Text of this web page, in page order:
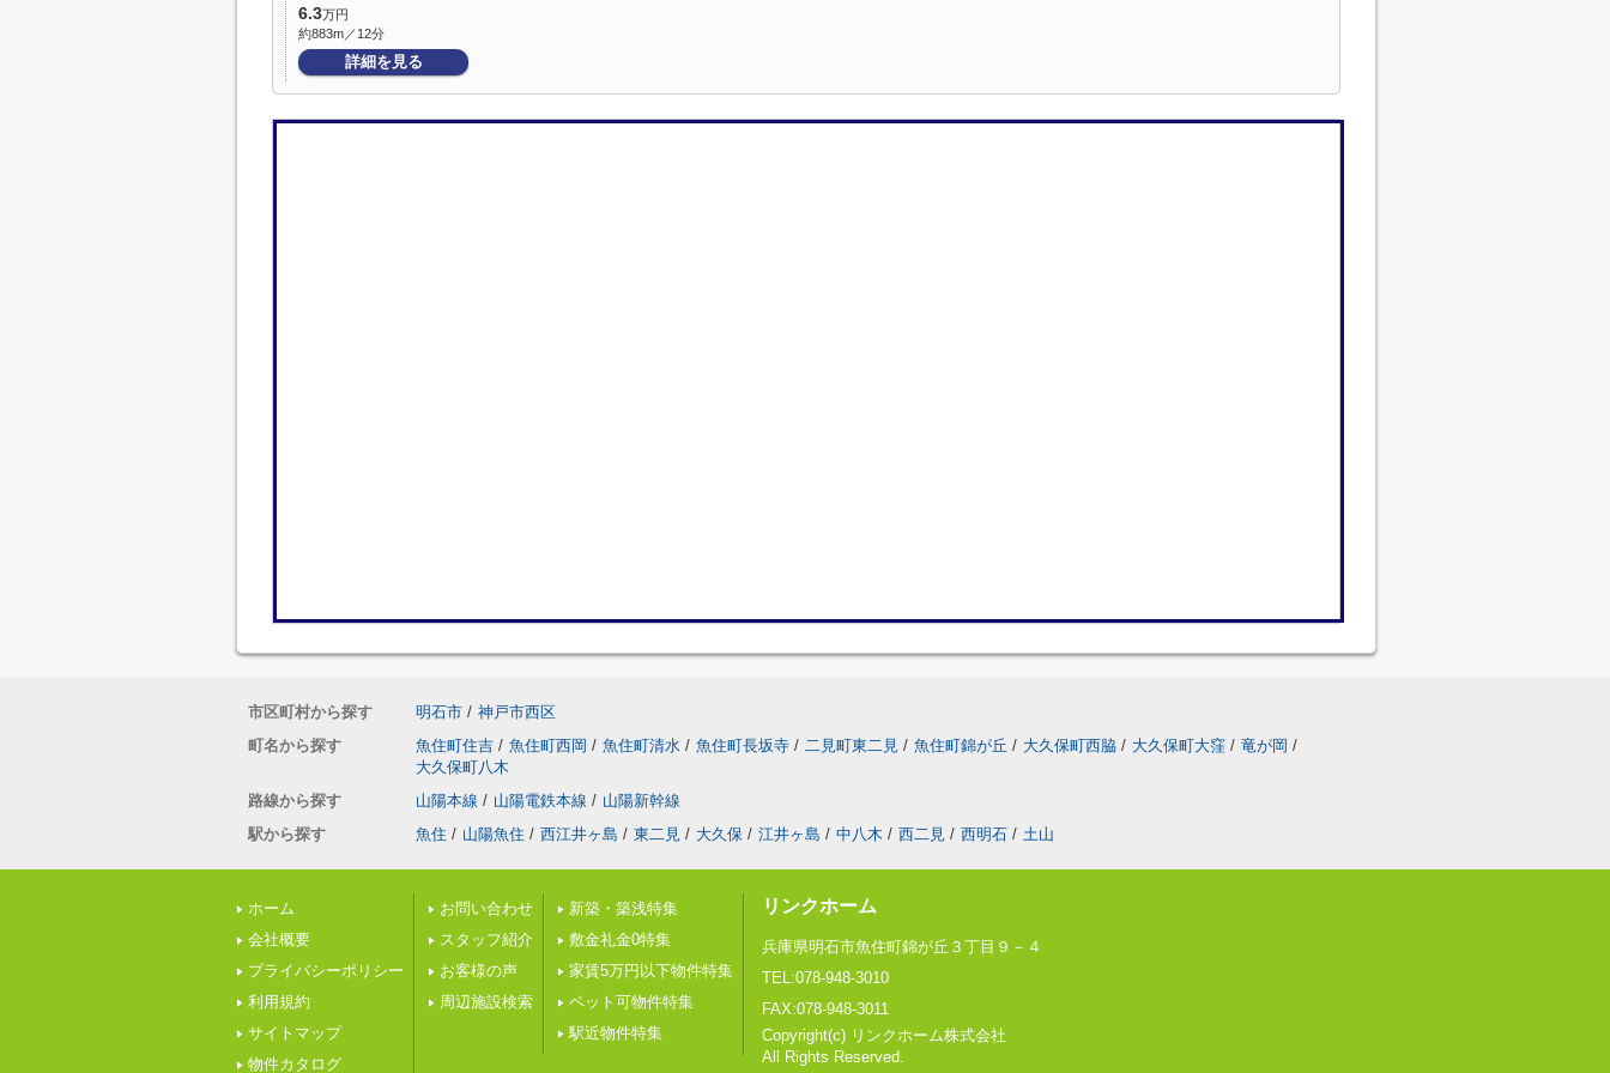
6.3万円
約883m／12分
詳細を見る
市区町村から探す 明石市 / 神戸市西区
町名から探す
魚住町住吉 / 魚住町西岡 / 魚住町清水 / 魚住町長坂寺 / 二見町東二見 / 魚住町錦が丘 / 大久保町西脇 / 大久保町大窪 / 竜が岡 /
大久保町八木
路線から探す
山陽本線 / 山陽電鉄本線 / 山陽新幹線
駅から探す
魚住 / 山陽魚住 / 西江井ヶ島 / 東二見 / 大久保 / 江井ヶ島 / 中八木 / 西二見 / 西明石 / 土山
ホーム
会社概要
プライバシーポリシー
利用規約
サイトマップ
物件カタログ
お問い合わせ
スタッフ紹介
お客様の声
周辺施設検索
新築・築浅特集
敷金礼金0特集
家賃5万円以下物件特集
ペット可物件特集
駅近物件特集
リンクホーム
兵庫県明石市魚住町錦が丘３丁目９－４
TEL:078-948-3010
FAX:078-948-3011
Copyright(c) リンクホーム株式会社
All Rights Reserved.